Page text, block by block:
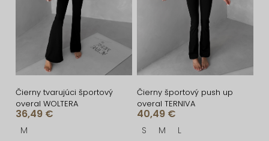
Čierny tvarujúci športový
overal WOLTERA
36,49 €
M
Čierny športový push up
overal TERNIVA
40,49 €
S M L